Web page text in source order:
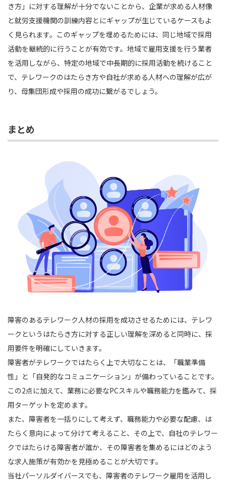
き方」に対する理解が十分でないことから、企業が求める人材像
と就労支援機関の訓練内容とにギャップが生じているケースもよ
く見られます。このギャップを埋めるためには、同じ地域で採用
活動を継続的に行うことが有効です。地域で雇用支援を行う業者
を活用しながら、特定の地域で中長期的に採用活動を続けること
で、テレワークのはたらき方や自社が求める人材への理解が広が
り、母集団形成や採用の成功に繋がるでしょう。
まとめ
障害のあるテレワーク人材の採用を成功させるためには、テレワ
ークというはたらき方に対する正しい理解を深めると同時に、採
用要件を明確にしていきます。
障害者がテレワークではたらく上で大切なことは、「職業準備
性」と「自発的なコミュニケーション」が備わっていることです。
この2点に加えて、業務に必要なPCスキルや職務能力を鑑みて、採
用ターゲットを定めます。
また、障害者を一括りにして考えず、職務能力や必要な配慮、は
たらく意向によって分けて考えること、その上で、自社のテレワー
クではたらける障害者が誰か、その障害者を集めるにはどのよう
な求人施策が有効かを見極めることが大切です。
当社パーソルダイバースでも、障害者のテレワーク雇用を活用し